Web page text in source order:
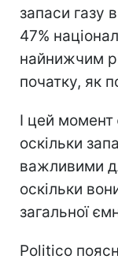
запаси газу
47%
найнижчим
початку, як
І цей
оскільки
важливими
оскільки
загальної
Politico